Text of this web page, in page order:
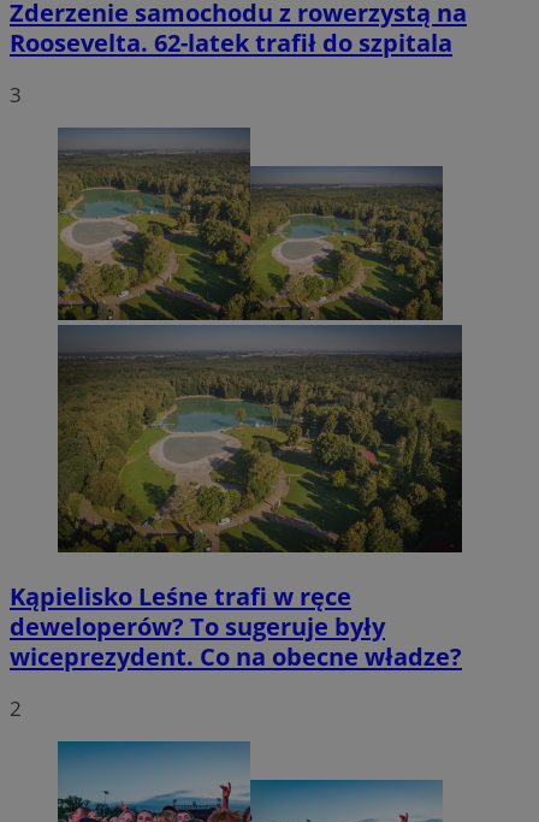
Zderzenie samochodu z rowerzystą na
Roosevelta. 62-latek trafił do szpitala
3
Kąpielisko Leśne trafi w ręce
deweloperów? To sugeruje były
wiceprezydent. Co na obecne władze?
2